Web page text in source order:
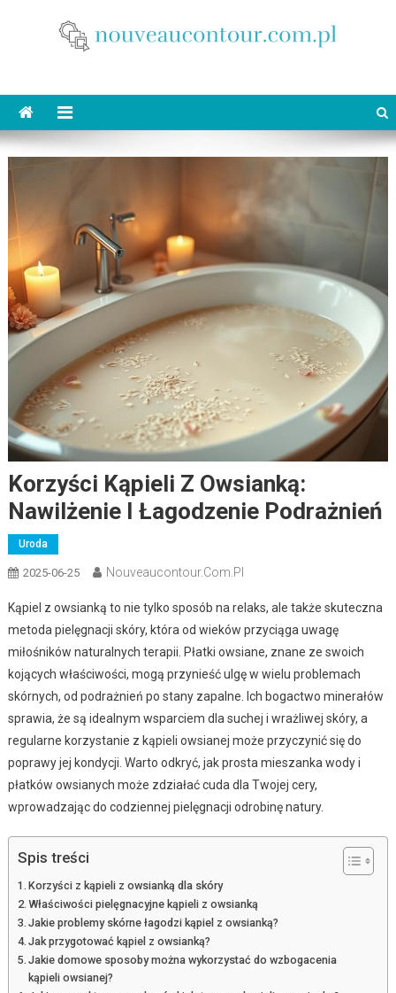
Korzyści Kąpieli Z Owsianką:
Nawilżenie I Łagodzenie Podrażnień
Uroda
2025-06-25 Nouveaucontour.com.pl
Kąpiel z owsianką to nie tylko sposób na relaks, ale także skuteczna
metoda pielęgnacji skóry, która od wieków przyciąga uwagę
miłośników naturalnych terapii. Płatki owsiane, znane ze swoich
kojących właściwości, mogą przynieść ulgę w wielu problemach
skórnych, od podrażnień po stany zapalne. Ich bogactwo minerałów
sprawia, że są idealnym wsparciem dla suchej i wrażliwej skóry, a
regularne korzystanie z kąpieli owsianej może przyczynić się do
poprawy jej kondycji. Warto odkryć, jak prosta mieszanka wody i
płatków owsianych może zdziałać cuda dla Twojej cery,
wprowadzając do codziennej pielęgnacji odrobinę natury.
Spis treści
Korzyści z kąpieli z owsianką dla skóry
Właściwości pielęgnacyjne kąpieli z owsianką
Jakie problemy skórne łagodzi kąpiel z owsianką?
Jak przygotować kąpiel z owsianką?
Jakie domowe sposoby można wykorzystać do wzbogacenia
kąpieli owsianej?